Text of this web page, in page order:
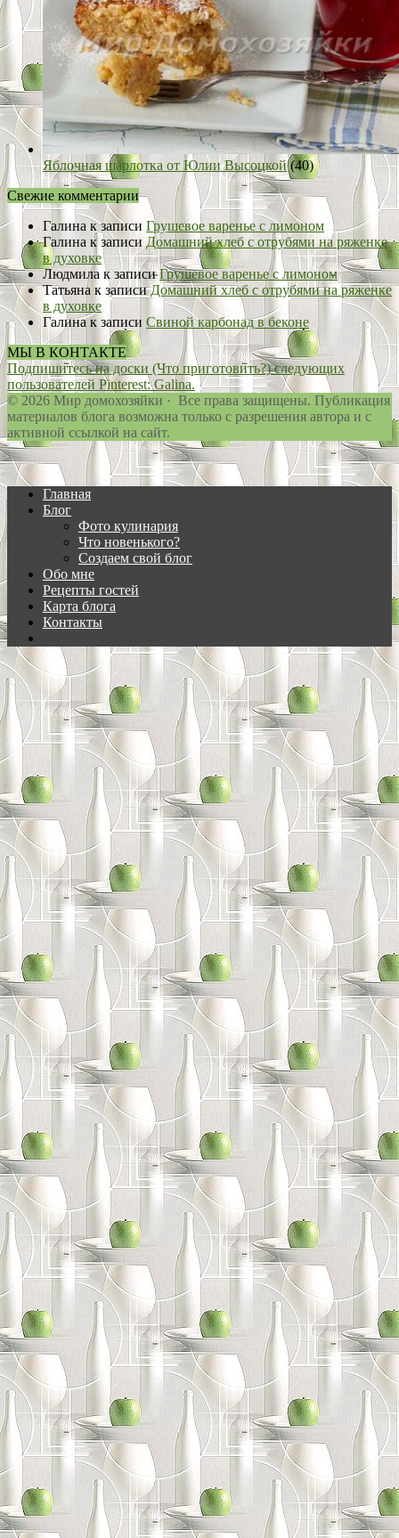
Яблочная шарлотка от Юлии Высоцкой (40)
Свежие комментарии
Галина к записи Грушевое варенье с лимоном
Галина к записи Домашний хлеб с отрубями на ряженке
в духовке
Людмила к записиГрушевое варенье с лимоном
Татьяна к записиДомашний хлеб с отрубями на ряженке
в духовке
Галинак записи Свиной карбонад в беконе
МЫ В КОНТАКТЕ
Подпишитесь на доски (Что приготовить?) следующих
пользователей Pinterest: Galina.
© 2026 Мир домохозяйки · Все права защищены. Публикация
материалов блога возможна только с разрешения автора и с
активной ссылкой на сайт.
Главная
Блог
Фото кулинария
Что новенького?
Создаем свой блог
Обо мне
Рецепты гостей
Карта блога
Контакты